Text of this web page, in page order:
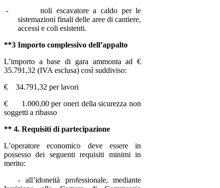
-
noli escavatore a caldo per le
sistemazioni finali delle aree di cantiere,
accessi e coli esistenti.
**3 Importo complessivo dell’appalto
L’importo a base di gara ammonta ad €
35.791,32 (IVA esclusa) così suddiviso:
€ 34.791,32 per lavori
€ 1.000,00 per oneri della sicurezza non
soggetti a ribasso
** 4. Requisiti di partecipazione
L’operatore economico deve essere in
possesso dei seguenti requisiti minimi in
merito:
- all’idoneità professionale, mediante